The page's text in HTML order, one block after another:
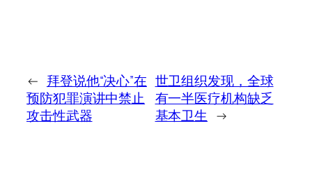
← 拜登说他“决心”在
预防犯罪演讲中禁止
攻击性武器
世卫组织发现，全球
有一半医疗机构缺乏
基本卫生 →